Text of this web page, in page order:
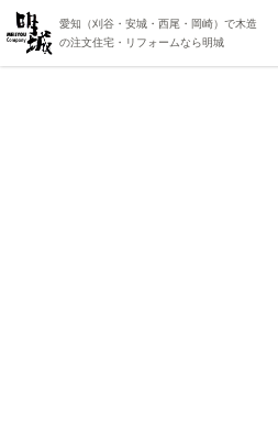
愛知（刈谷・安城・西尾・岡崎）で木造
の注文住宅・リフォームなら明城